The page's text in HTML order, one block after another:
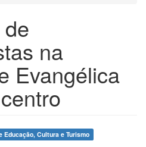
na
Evangélica
Educação, Cultura e Turismo